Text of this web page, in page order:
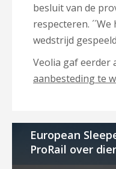
besluit van de
respecteren.
wedstrijd
Veolia gaf eerder
aanbesteding te
European
ProRail over